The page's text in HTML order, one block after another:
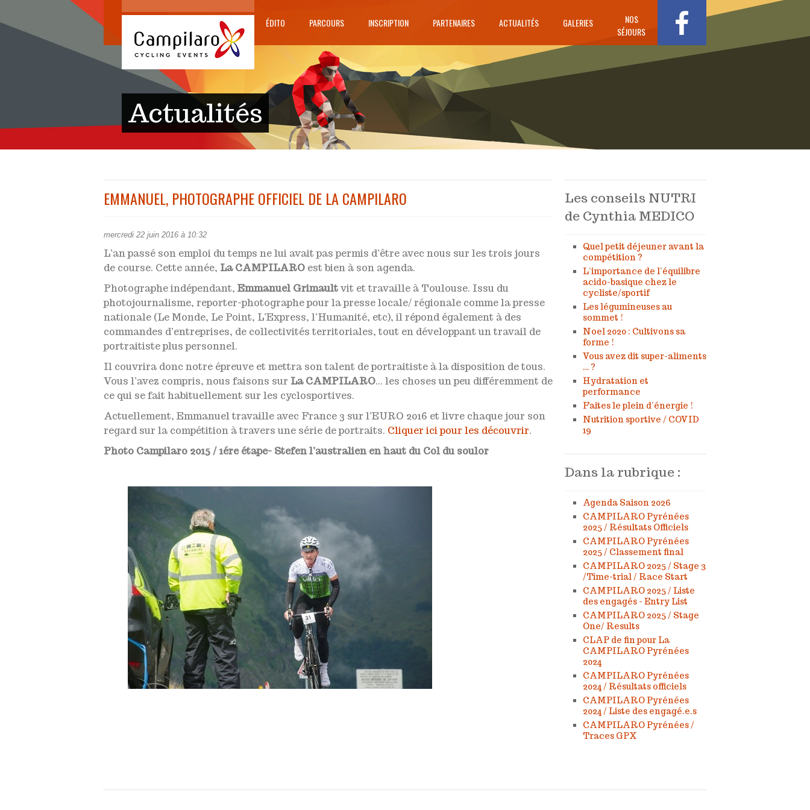
ÉDITO PARCOURS INSCRIPTION PARTENAIRES ACTUALITÉS GALERIES
NOS
SÉJOURS
Actualités
EMMANUEL, PHOTOGRAPHE OFFICIEL DE LA CAMPILARO
mercredi 22 juin 2016 à 10:32
L’an passé son emploi du temps ne lui avait pas permis d’être avec nous sur les trois jours
de course. Cette année, La CAMPILARO est bien à son agenda.
Photographe indépendant, Emmanuel Grimaultvit et travaille à Toulouse. Issu du
photojournalisme, reporter-photographe pour la presse locale/ régionale comme la presse
nationale (Le Monde, Le Point, L’Express, l’Humanité, etc), il répond également à des
commandes d’entreprises, de collectivités territoriales, tout en développant un travail de
portraitiste plus personnel.
Il couvrira donc notre épreuve et mettra son talent de portraitiste à la disposition de tous.
Vous l’avez compris, nous faisons sur La CAMPILARO… les choses un peu différemment de
ce qui se fait habituellement sur les cyclosportives.
Actuellement, Emmanuel travaille avec France 3 sur l’EURO 2016 et livre chaque jour son
regard sur la compétition à travers une série de portraits. Cliquer ici pour les découvrir.
Photo Campilaro 2015 / 1ére étape- Stefen l’australien en haut du Col du soulor
Les conseils NUTRI
de Cynthia MEDICO
Quel petit déjeuner avant la
compétition ?
L’importance de l’équilibre
acido-basique chez le
cycliste/sportif
Les légumineuses au
sommet !
Noel 2020 : Cultivons sa
forme !
Vous avez dit super-aliments
… ?
Hydratation et
performance
Faites le plein d’énergie !
Nutrition sportive / COVID
19
Dans la rubrique :
Agenda Saison 2026
CAMPILARO Pyrénées
2025 / Résultats Officiels
CAMPILARO Pyrénées
2025 / Classement final
CAMPILARO 2025 / Stage 3
/Time-trial / Race Start
CAMPILARO 2025 / Liste
des engagés - Entry List
CAMPILARO 2025 / Stage
One/ Results
CLAP de fin pour La
CAMPILARO Pyrénées
2024
CAMPILARO Pyrénées
2024 / Résultats officiels
CAMPILARO Pyrénées
2024 / Liste des engagé.e.s
CAMPILARO Pyrénées /
Traces GPX